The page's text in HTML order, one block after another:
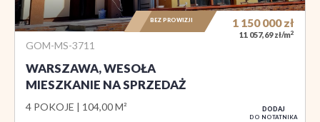
GOM-MS-3711
WARSZAWA, WESOŁA
MIESZKANIE NA SPRZEDAŻ
4 POKOJE 104,00 M²
1 150 000zł
11 057,69 zł/m2
BEZ PROWIZJI
DODAJ
DO NOTATNIKA